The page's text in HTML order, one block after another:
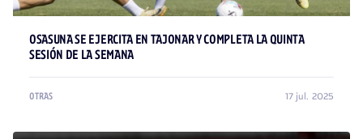
OSASUNA SE EJERCITA EN TAJONAR Y COMPLETA LA QUINTA
SESIÓN DE LA SEMANA
OTRAS 17 jul. 2025